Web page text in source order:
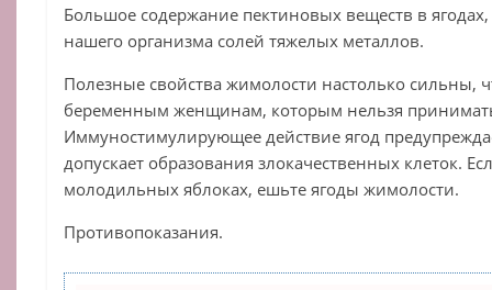
Большое содержание пектиновых веществ в ягодах,
нашего организма солей тяжелых металлов.
Полезные свойства жимолости настолько сильны,
беременным женщинам, которым нельзя
Иммуностимулирующее действие ягод
допускает образования злокачественных клеток.
молодильных яблоках, ешьте ягоды жимолости.
Противопоказания.